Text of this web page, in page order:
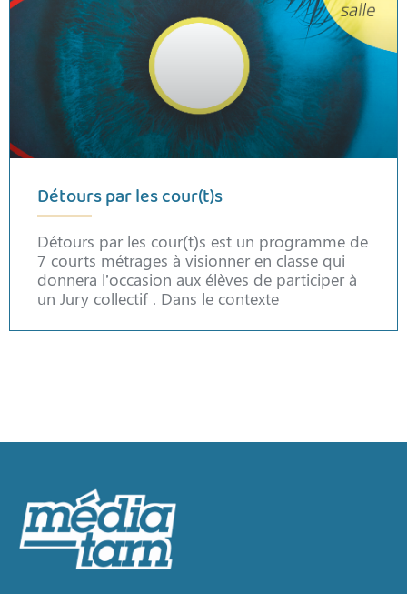
Détours par les cour(t)s
Détours par les cour(t)s est un programme de
7 courts métrages à visionner en classe qui
donnera l’occasion aux élèves de participer à
un Jury collectif . Dans le contexte